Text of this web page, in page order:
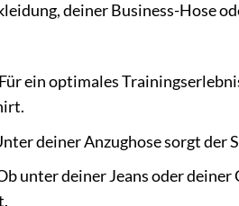
deiner Business-Hose
Für ein optimales
deiner Anzughose sorgt der
unter deiner Jeans oder